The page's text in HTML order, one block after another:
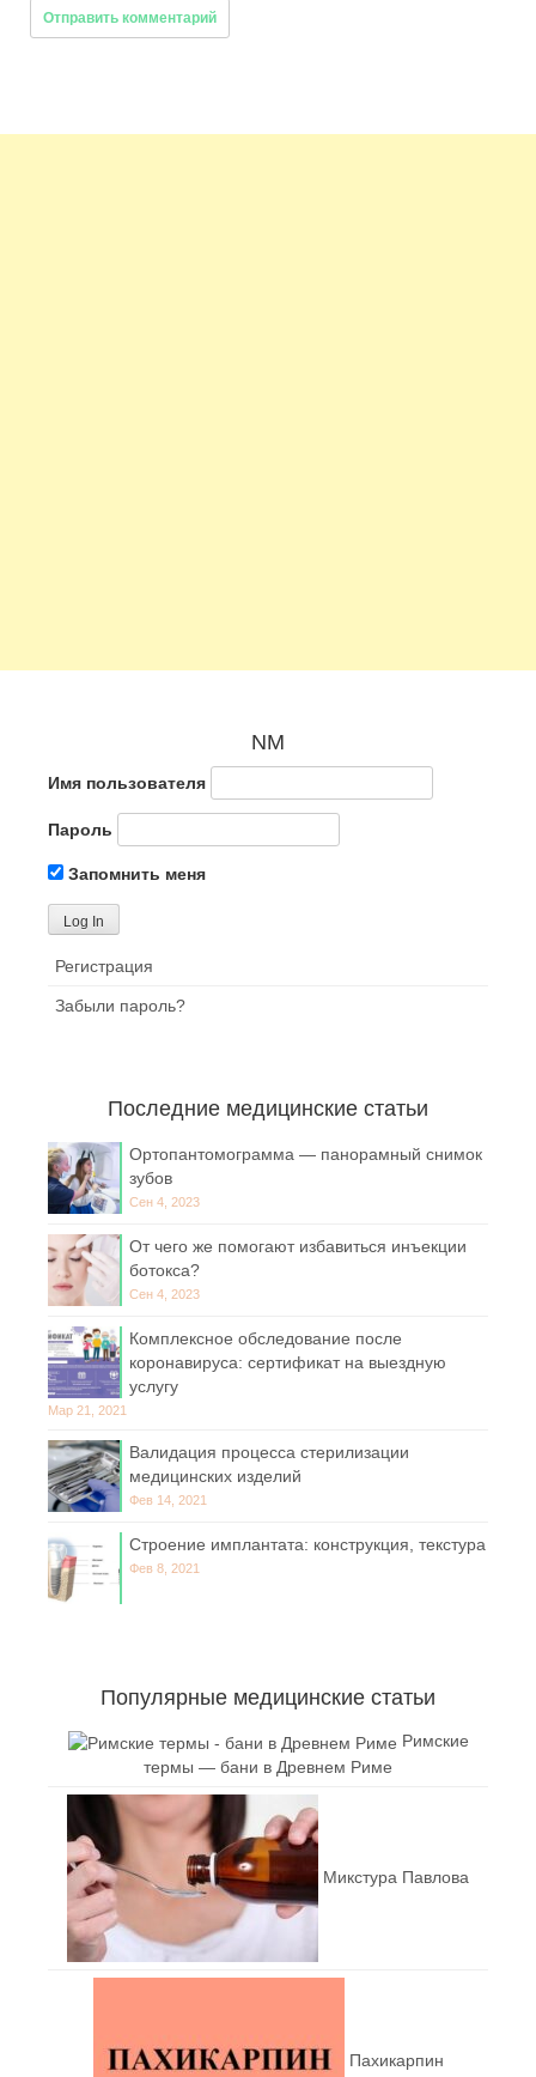
NM
Имя пользователя
Пароль
Запомнить меня
Регистрация
Забыли пароль?
Последние медицинские статьи
Ортопантомограмма — панорамный снимок
зубов
Сен 4, 2023
От чего же помогают избавиться инъекции
ботокса?
Сен 4, 2023
Комплексное обследование после
коронавируса: сертификат на выездную
услугу
Мар 21, 2021
Валидация процесса стерилизации
медицинских изделий
Фев 14, 2021
Строение имплантата: конструкция, текстура
Фев 8, 2021
Популярные медицинские статьи
Римские
термы — бани в Древнем Риме
Микстура Павлова
Пахикарпин